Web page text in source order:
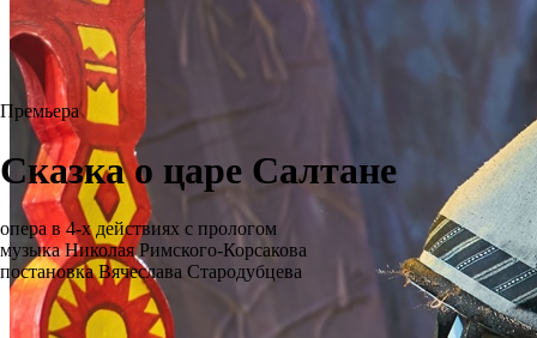
Премьера
Сказка о царе Салтане
опера в 4-х действиях с прологом
музыка Николая Римского-Корсакова
постановка Вячеслава Стародубцева